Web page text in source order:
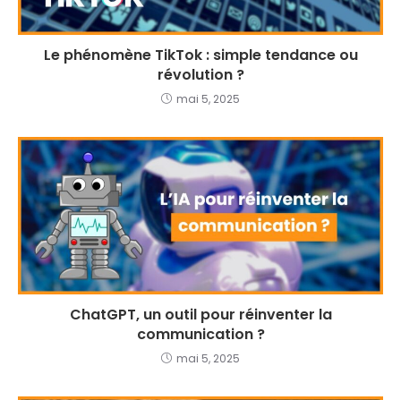
Le phénomène TikTok : simple tendance ou
révolution ?
mai 5, 2025
ChatGPT, un outil pour réinventer la
communication ?
mai 5, 2025